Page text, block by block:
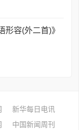
形容(外二首)》
新华每日电讯
中国新闻周刊